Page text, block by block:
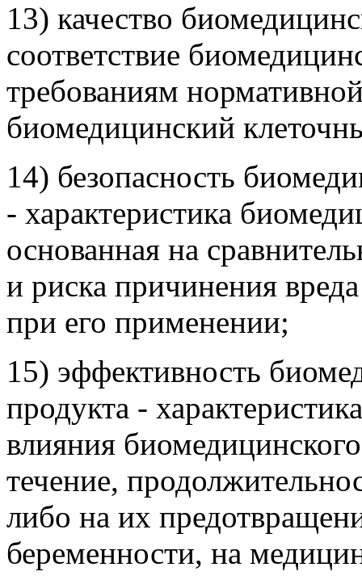
13) качество
соответствие
требованиям
биомедицинский
14) безопасность
- характеристика
основанная на
и риска причинения
при его применении;
15) эффективность
продукта -
влияния
течение,
либо на их
беременности, на